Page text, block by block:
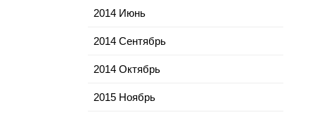
2014 Июнь
2014 Сентябрь
2014 Октябрь
2015 Ноябрь